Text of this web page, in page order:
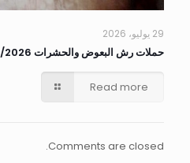
29 يوليو، 2026
حملات رش البعوض والحشرات 29/7/2026
Read more
Comments are closed.